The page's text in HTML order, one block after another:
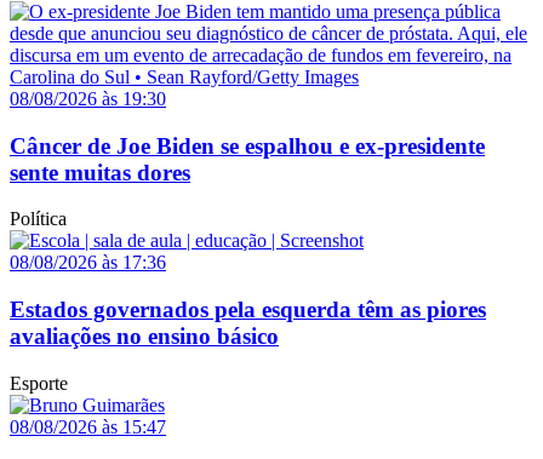
08/08/2026 às 19:30
Câncer de Joe Biden se espalhou e ex-presidente
sente muitas dores
Política
08/08/2026 às 17:36
Estados governados pela esquerda têm as piores
avaliações no ensino básico
Esporte
08/08/2026 às 15:47